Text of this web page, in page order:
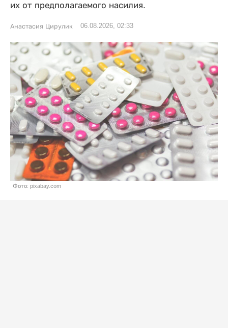
их от предполагаемого насилия.
Анастасия Цирулик 06.08.2026, 02:33
Фото: pixabay.com